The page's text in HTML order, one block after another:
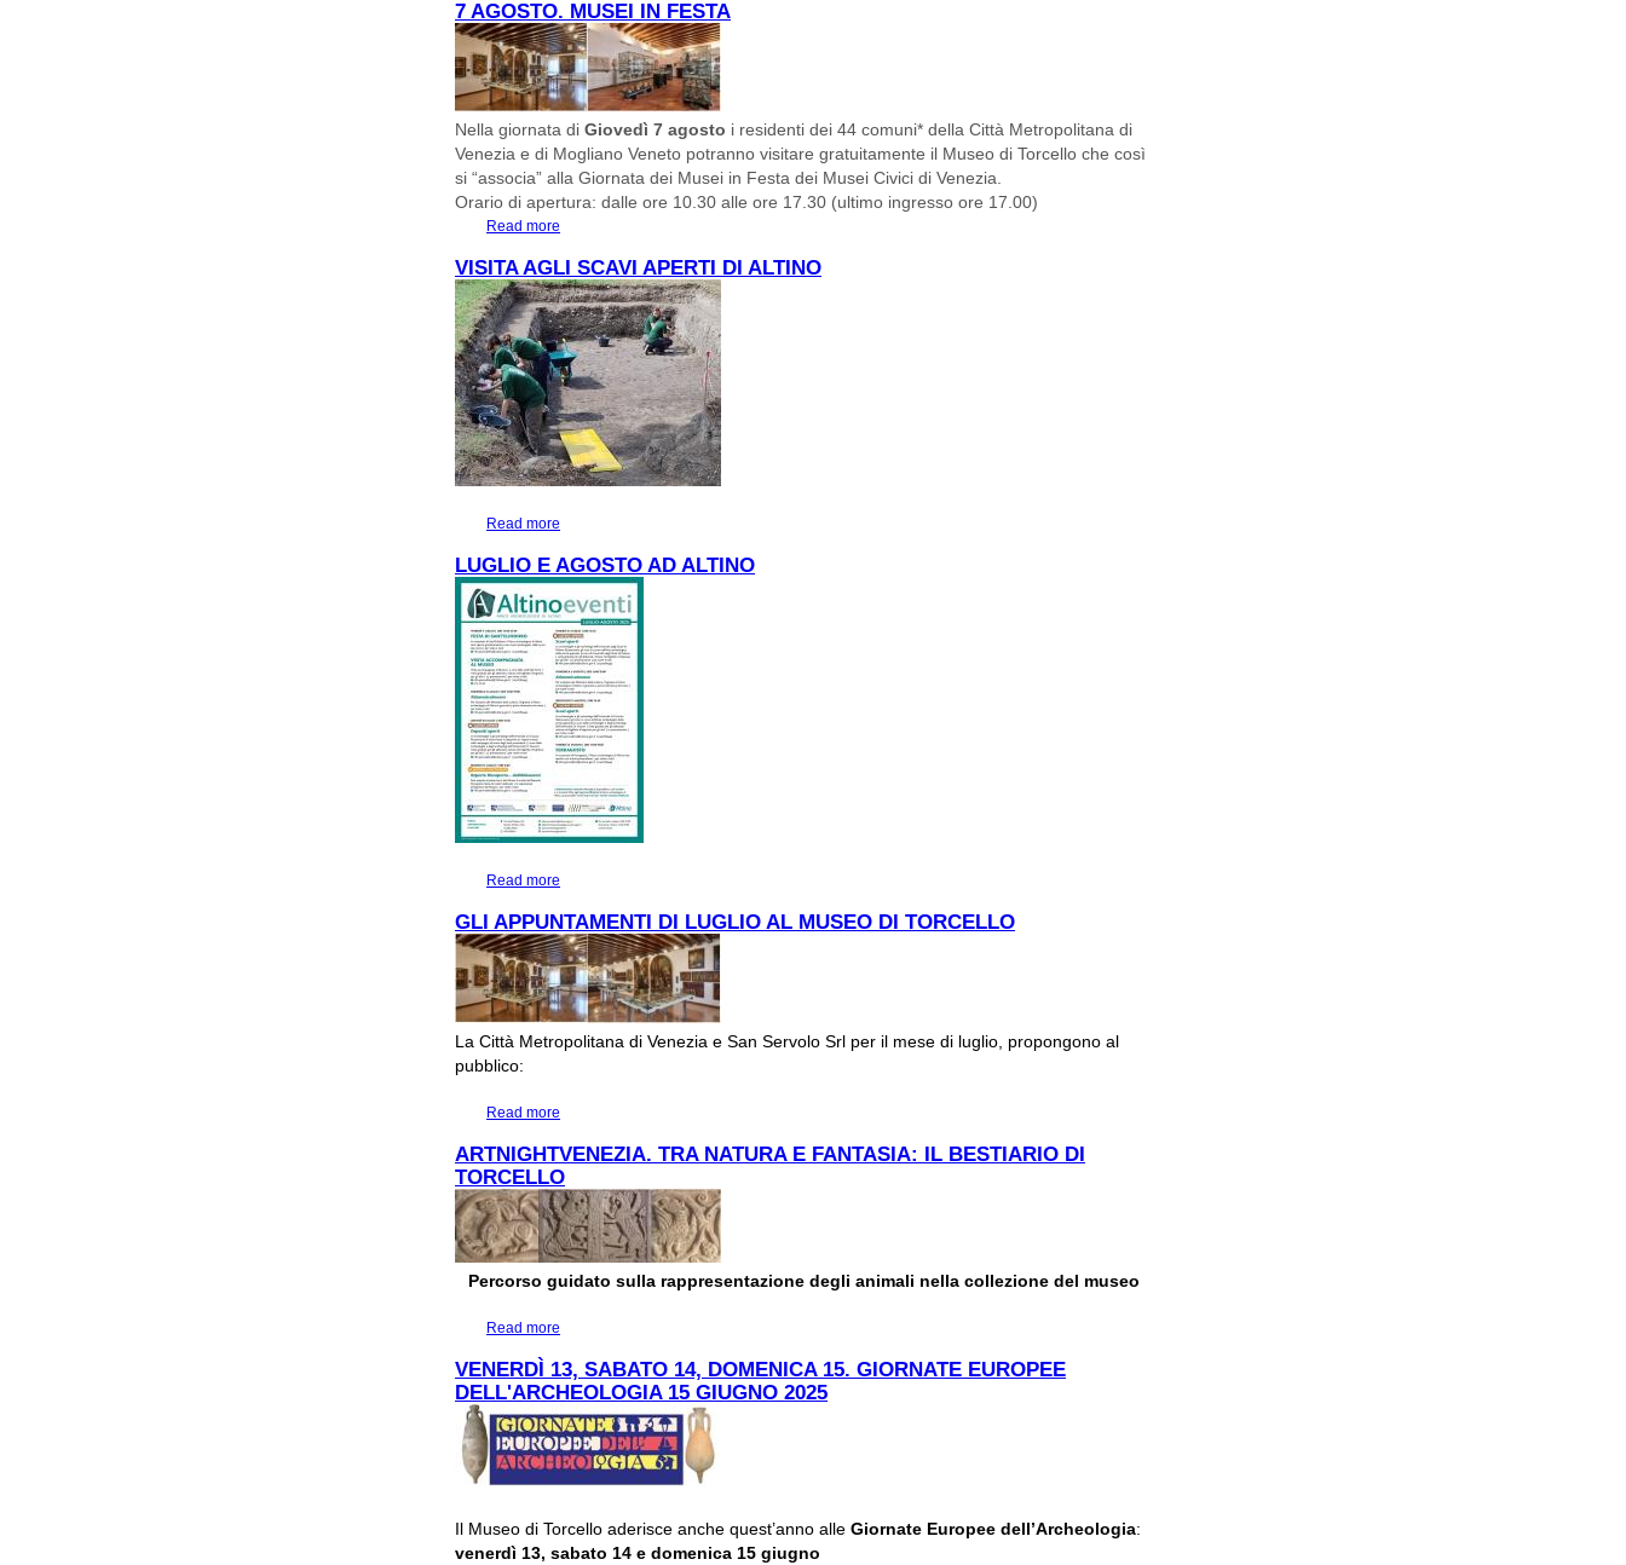
7 AGOSTO. MUSEI IN FESTA
Nella giornata diGiovedì 7 agosto i residenti dei 44 comuni* della Città Metropolitana di
Venezia e di Mogliano Veneto potranno visitare gratuitamente il Museo di Torcello che così
si “associa” alla Giornata dei Musei in Festa dei Musei Civici di Venezia.
Orario di apertura: dalle ore 10.30 alle ore 17.30 (ultimo ingresso ore 17.00)
Read more
VISITA AGLI SCAVI APERTI DI ALTINO
Read more
LUGLIO E AGOSTO AD ALTINO
Read more
GLI APPUNTAMENTI DI LUGLIO AL MUSEO DI TORCELLO
La Città Metropolitana di Venezia e San Servolo Srl per il mese di luglio, propongono al
pubblico:
Read more
ARTNIGHTVENEZIA. TRA NATURA E FANTASIA: IL BESTIARIO DI
TORCELLO
Percorso guidato sulla rappresentazione degli animali nella collezione del museo
Read more
VENERDÌ 13, SABATO 14, DOMENICA 15. GIORNATE EUROPEE
DELL'ARCHEOLOGIA 15 GIUGNO 2025
Il Museo di Torcello aderisce anche quest’anno alleGiornate Europee dell’Archeologia:
venerdì 13, sabato 14 e domenica 15 giugno